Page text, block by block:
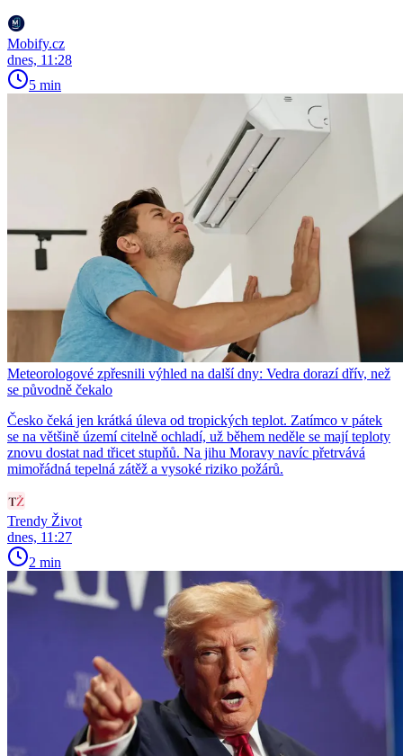
Mobify.cz
dnes, 11:28
5 min
Meteorologové zpřesnili výhled na další dny: Vedra dorazí dřív, než
se původně čekalo
Česko čeká jen krátká úleva od tropických teplot. Zatímco v pátek
se na většině území citelně ochladí, už během neděle se mají teploty
znovu dostat nad třicet stupňů. Na jihu Moravy navíc přetrvává
mimořádná tepelná zátěž a vysoké riziko požárů.
Trendy Život
dnes, 11:27
2 min